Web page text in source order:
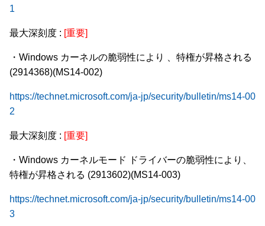
1
最大深刻度 : [重要]
・Windows カーネルの脆弱性により 、特権が昇格される
(2914368)(MS14-002)
https://technet.microsoft.com/ja-jp/security/bulletin/ms14-00
2
最大深刻度 : [重要]
・Windows カーネルモード ドライバーの脆弱性により、
特権が昇格される (2913602)(MS14-003)
https://technet.microsoft.com/ja-jp/security/bulletin/ms14-00
3